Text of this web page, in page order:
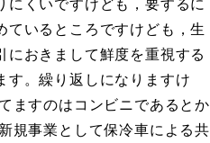
いるところですけども，生
おきまして鮮度を重視する
す。繰り返しになりますけ
ますのはコンビニであるとか
規事業として保冷車による共